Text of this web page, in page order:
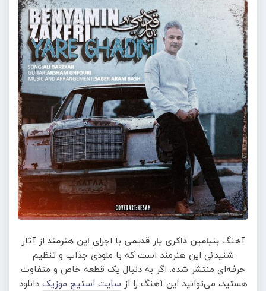
آهنگ بنیامین ذاکری یار قدیمی با اجرای این هنرمند از آثار
شنیدنی این هنرمند است که با ملودی جذاب و تنظیم
حرفه‌ای منتشر شده. اگر به دنبال یک قطعه خاص و متفاوت
هستید، می‌توانید این آهنگ را از سایت استیج موزیک دانلود